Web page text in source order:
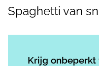
Spaghetti van
Krijg